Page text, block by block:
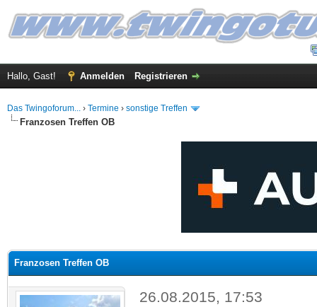
Hallo, Gast! Anmelden Registrieren
Das Twingoforum... › Termine › sonstige Treffen
Franzosen Treffen OB
Franzosen Treffen OB
26.08.2015, 17:53